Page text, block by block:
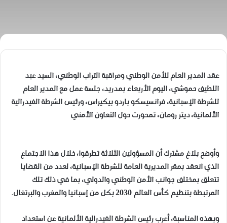
عقد المدير العام للأمن الوطني ومراقبة التراب الوطني، السيد عبد
اللطيف حموشي، اليوم الأربعاء بمدريد، جلسة عمل مع المدير العام
للشرطة الإسبانية، فرانسيسكو باردو بيكيراس، ورئيس الشرطة الفيدرالية
الألمانية، ديتر رومان، تمحورت حول التعاون الأمني
وأوضح بلاغ مشترك أن المسؤولين الثلاثة تطرقوا، خلال هذا الاجتماع
الذي انعقد بمقر المديرية العامة للشرطة الإسبانية، لعدد من القضايا
تتعلق بمختلف جوانب الأمن الوطني والدولي، بما في ذلك تلك
المرتبطة بتنظيم كأس العالم 2030 بكل من إسبانيا والمغرب والبرتغال.
وبهذه المناسبة، أعرب رئيس الشرطة الفيدرالية الألمانية عن استعداد